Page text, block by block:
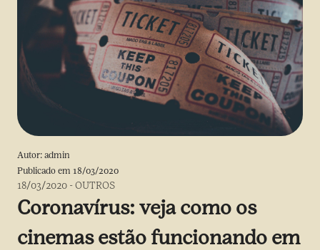
Autor: admin
Publicado em 18/03/2020
18/03/2020 -OUTROS
Coronavírus: veja como os
cinemas estão funcionando em